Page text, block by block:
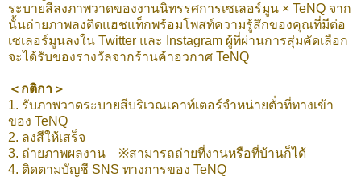
ระบายสีลงภาพวาดของงานนิทรรศการเซเลอร์มูน × TeNQ จาก
นั้นถ่ายภาพลงติดแฮชแท็กพร้อมโพสท์ความรู้สึกของคุณที่มีต่อ
เซเลอร์มูนลงใน Twitter และ Instagram ผู้ที่ผ่านการสุ่มคัดเลือก
จะได้รับของรางวัลจากร้านค้าอวกาศ TeNQ
＜กติกา＞
1. รับภาพวาดระบายสีบริเวณเคาท์เตอร์จำหน่ายตั๋วที่ทางเข้า
ของ TeNQ
2. ลงสีให้เสร็จ
3. ถ่ายภาพผลงาน ※สามารถถ่ายที่งานหรือที่บ้านก็ได้
4. ติดตามบัญชี SNS ทางการของ TeNQ